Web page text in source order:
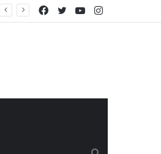
Instagram
YouTube
Twitter
Facebook